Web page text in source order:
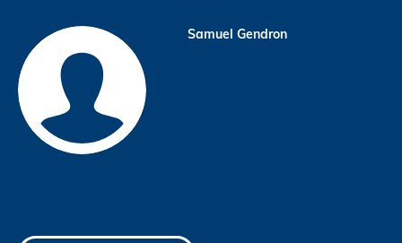
Samuel Gendron